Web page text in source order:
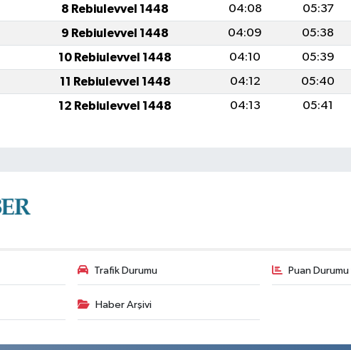
8 Rebiulevvel 1448 04:08 05:37
9 Rebiulevvel 1448 04:09 05:38
10 Rebiulevvel 1448 04:10 05:39
11 Rebiulevvel 1448 04:12 05:40
12 Rebiulevvel 1448 04:13 05:41
Trafik Durumu Puan
Haber Arşivi